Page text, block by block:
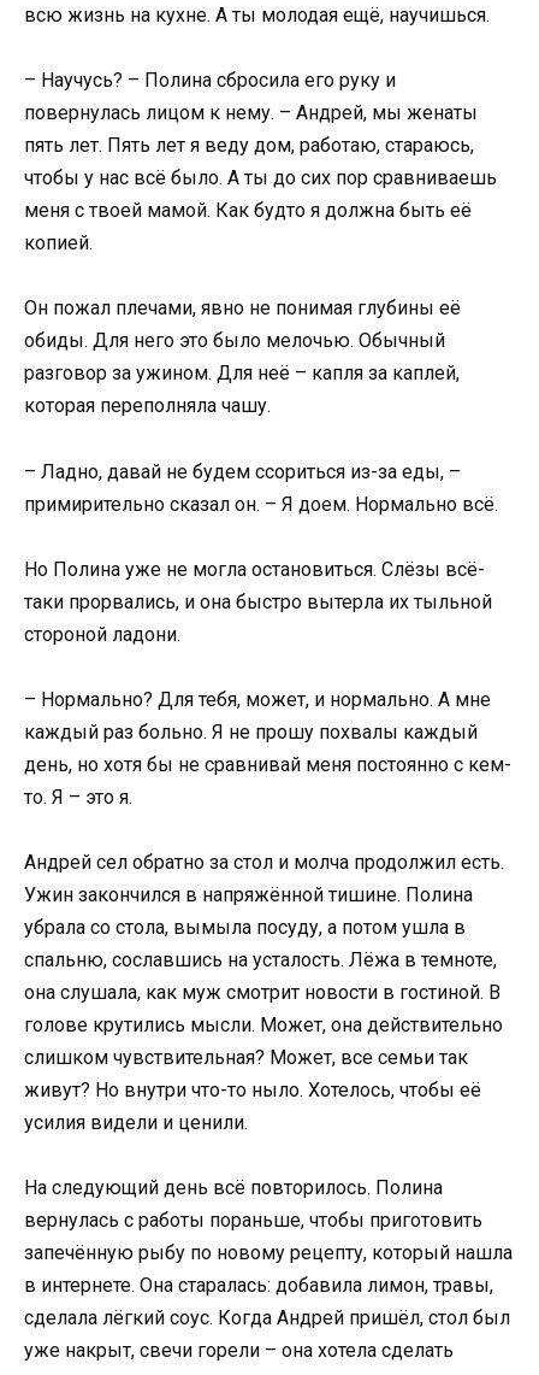
всю жизнь на кухне. А ты молодая ещё, научишься.
– Научусь? – Полина сбросила его руку и
повернулась лицом к нему. – Андрей, мы женаты
пять лет. Пять лет я веду дом, работаю, стараюсь,
чтобы у нас всё было. А ты до сих пор сравниваешь
меня с твоей мамой. Как будто я должна быть её
копией.
Он пожал плечами, явно не понимая глубины её
обиды. Для него это было мелочью. Обычный
разговор за ужином. Для неё – капля за каплей,
которая переполняла чашу.
– Ладно, давай не будем ссориться из-за еды, –
примирительно сказал он. – Я доем. Нормально всё.
Но Полина уже не могла остановиться. Слёзы всё-
таки прорвались, и она быстро вытерла их тыльной
стороной ладони.
– Нормально? Для тебя, может, и нормально. А мне
каждый раз больно. Я не прошу похвалы каждый
день, но хотя бы не сравнивай меня постоянно с кем-
то. Я – это я.
Андрей сел обратно за стол и молча продолжил есть.
Ужин закончился в напряжённой тишине. Полина
убрала со стола, вымыла посуду, а потом ушла в
спальню, сославшись на усталость. Лёжа в темноте,
она слушала, как муж смотрит новости в гостиной. В
голове крутились мысли. Может, она действительно
слишком чувствительная? Может, все семьи так
живут? Но внутри что-то ныло. Хотелось, чтобы её
усилия видели и ценили.
На следующий день всё повторилось. Полина
вернулась с работы пораньше, чтобы приготовить
запечённую рыбу по новому рецепту, который нашла
в интернете. Она старалась: добавила лимон, травы,
сделала лёгкий соус. Когда Андрей пришёл, стол был
уже накрыт, свечи горели – она хотела сделать